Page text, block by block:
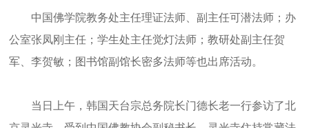
中国佛学院教务处主任理证法师、副主任可潜法师；办
公室张凤刚主任；学生处主任觉灯法师；教研处副主任贺
军、李贺敏；图书馆副馆长密多法师等也出席活动。
当日上午，韩国天台宗总务院长门德长老一行参访了北